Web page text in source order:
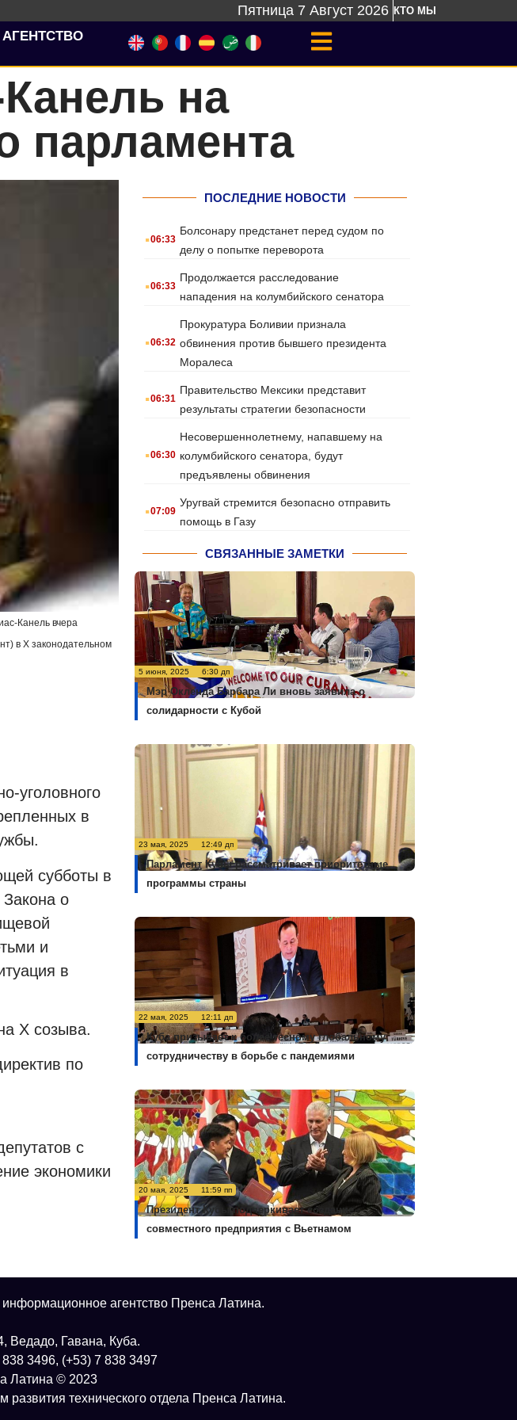
Пятница 7 Август 2026 КТО МЫ
на
парламента
Канель вчера
в X законодательном
уголовного
в
субботы в
о
и
в
X созыва.
по
с
экономики
ПОСЛЕДНИЕ НОВОСТИ
.06:33
Болсонару предстанет перед судом по
делу о попытке переворота
.06:33
Продолжается расследование
нападения на колумбийского сенатора
.06:32
Прокуратура Боливии признала
обвинения против бывшего президента
Моралеса
.06:31
Правительство Мексики представит
результаты стратегии безопасности
.06:30
Несовершеннолетнему, напавшему на
колумбийского сенатора, будут
предъявлены обвинения
.07:09
Уругвай стремится безопасно отправить
помощь в Газу
СВЯЗАННЫЕ ЗАМЕТКИ
5 июня, 2025 6:30 дп
Мэр Окленда Барбара Ли вновь заявила о
солидарности с Кубой
23 мая, 2025 12:49 дп
Парламент Кубы рассматривает приоритетные
программы страны
22 мая, 2025 12:11 дп
Куба призывает к более тесному глобальному
сотрудничеству в борьбе с пандемиями
20 мая, 2025 11:59 пп
Президент Кубы подчеркивает создание
совместного предприятия с Вьетнамом
агентство Пренса Латина.
Ведадо, Гавана, Куба.
3496, (+53) 7 838 3497
Латина © 2023
развития технического отдела Пренса Латина.